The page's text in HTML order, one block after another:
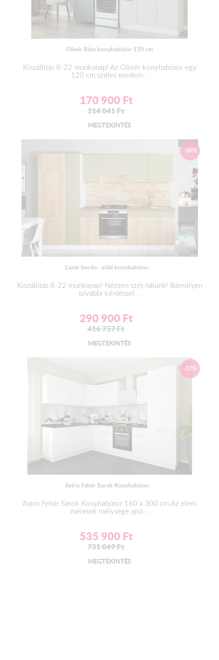
Olivér Bézs konyhabútor 120 cm
Kiszállítás 8-22 munkanap! Az Olivér konyhabútor egy
120 cm széles modern...
170 900 Ft
214 041Ft
MEGTEKINTÉS
-30%
Lazúr borda - zöld konyhabútor...
Kiszállítás 8-22 munkanap! Nézzen szét nálunk! Bármilyen
további kérdéssel...
290 900 Ft
416 757Ft
MEGTEKINTÉS
-27%
Astro Fehér Sarok Konyhabútor...
Astro Fehér Sarok Konyhabútor 180 x 300 cm Az elem
méretek mélysége ajtó...
535 900 Ft
731 049Ft
MEGTEKINTÉS